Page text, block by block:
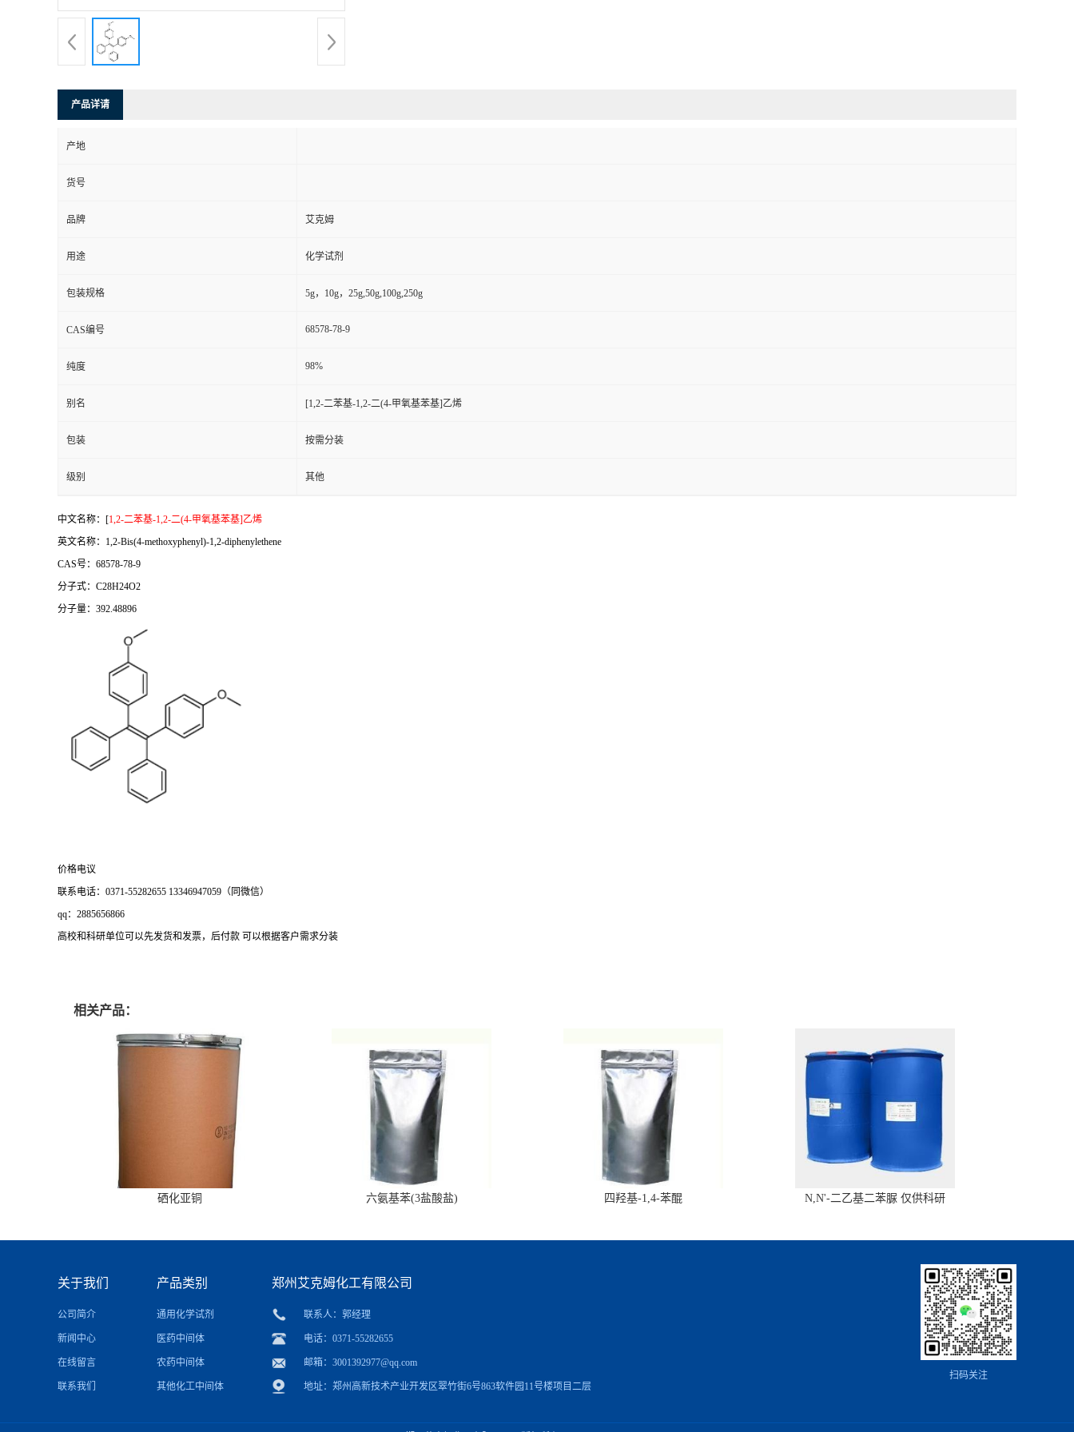
产品详请
产地
货号
品牌 艾克姆
用途 化学试剂
包装规格 5g，10g，25g,50g,100g,250g
CAS编号 68578-78-9
纯度 98%
别名 [1,2-二苯基-1,2-二(4-甲氧基苯基]乙烯
包装 按需分装
级别 其他
中文名称：[1,2-二苯基-1,2-二(4-甲氧基苯基]乙烯
英文名称：1,2-Bis(4-methoxyphenyl)-1,2-diphenylethene
CAS号：68578-78-9
分子式：C28H24O2
分子量：392.48896
价格电议
联系电话：0371-55282655 13346947059（同微信）
qq：2885656866
高校和科研单位可以先发货和发票，后付款 可以根据客户需求分装
相关产品：
硒化亚铜 六氨基苯(3盐酸盐) 四羟基-1,4-苯醌 N,N'-二乙基二苯脲 仅供科研
关于我们
公司简介
新闻中心
在线留言
联系我们
产品类别
通用化学试剂
医药中间体
农药中间体
其他化工中间体
郑州艾克姆化工有限公司
联系人：郭经理
电话：0371-55282655
邮箱： 3001392977@qq.com
地址：郑州高新技术产业开发区翠竹街6号863软件园11号楼项目二层
扫码关注